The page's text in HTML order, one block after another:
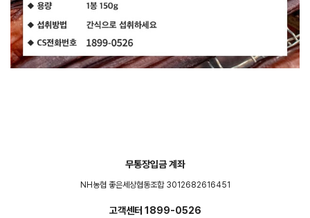
무통장입금 계좌
NH농협 좋은세상협동조합 3012682616451
고객센터 1899-0526